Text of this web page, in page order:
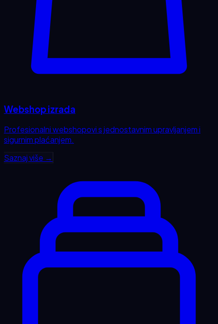
Webshop izrada
Profesionalni webshopovi s jednostavnim upravljanjem i
sigurnim plaćanjem.
Saznaj više →